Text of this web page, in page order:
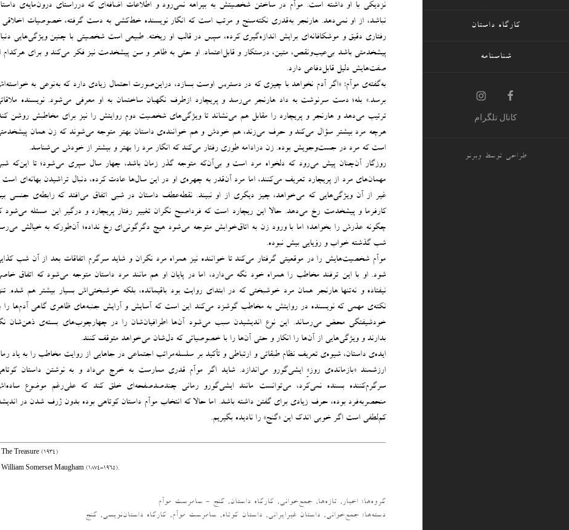
کارگاه داستان
شناسنامه
کانال تلگرام
طراحی توسط وبرنو
نزدیکی با او داشته است. موآم در ساختن شخصیتش به بیراهه نمی‌رود و اطلاعات اضافه‌ای که درراستای درون‌مایه‌ی
نباشد، از او نمی‌دهد. هارنجر به‌قدری نکته‌سنج و مرتب است که انگار نویسنده خط‌کشی به دست گرفته، خصوصیات اخلاقی
رفتاری دقیق و موشکافانه‌ای برایش اندازه‌گیری کرده، سپس در قالب او ریخته. طبیعی است شخصیتی با چنین ویژگی‌هایی
پیشخدمتی باشد بی‌عیب‌ونقص، متین، درستکار و قابل‌اعتماد. او حتی به ظاهر و سن‌ پیشخدمت نیز فکر می‌کند و برای هرکدام
صفت‌هایش دلیل قابل‌دفاعی دارد.
به‌گفته‌ی موآم: «اگر آدم نخواهد با چیزی که در دسترس اوست بسازد، دراین‌صورت احتمال زیادی دارد که به‌نوعی به
برسد.» بله؛ دست سرنوشت به داد هارنجر می‌رسد و پریچارد ازطرف نگهبان ساختمان به او معرفی می‌شود. نویسنده
ترتیب می‌دهد و هارنجر و پریچارد را مقابل هم می‌نشاند تا ویژگی‌های شخصیت دوم روایتش را نیز برای مخاطبش روشن
هرچه مرد بیشتر سؤال می‌کند و حرف می‌زند، هم خودش و هم خواننده‌ی داستان بهتر متوجه می‌شوند که زن همان
است که مرد در جست‌وجویش بوده. زن درادامه طوری رفتار می‌کند که انگار مرد را بهتر و بیشتر از خودش می‌شناسد.
روزگار آن‌چنان پیش می‌رود که دلخواه مرد است و بی‌آن‌که متوجه گذر زمان باشد، چهار سال سپری می‌شود؛ تا این‌که
مهمان‌های مرد از پریچارد تعریف می‌کنند، اما مرد آن‌قدر به چهره‌ی او در این سال‌ها عادت کرده، دنبال تراشیدن بهانه‌ای است
غیر از آن ویژگی‌هایی که می‌خواهد، چیز دیگری از او نبیند. نقطه‌عطف داستان در شبی اتفاق می‌افتد که رابطه‌ی جنسی
کارفرما و پیشخدمت رخ می‌دهد. حالا این ریچارد است که فرداصبح نگران تغییر رفتار پریچارد و درگیر این مسئله می‌شود
چگونه عذرش را بخواهد؛ اما با ورود زن به اتاق‌خوابش متوجه می‌شود هیچ دگرگونی‌ای رخ نداده؛ آن‌طورکه به خیالش
شب گذشته خواب و رؤیایی بیش نبوده.
موآم شخصیت‌هایش را در موقعیتی گرفتار می‌کند تا خواننده نیز ‌همراه مرد نگران و شاید سرگرم اتفاقات بعد از آن شب
شود. او با این ترفند مخاطب را همراه خود نگه می‌دارد، اما در پایان او هم مانند مرد داستان متوجه می‌شود که اتفاق
نیفتاده و نه‌تنها هارنجر همان مرد خوشبختی که در ابتدای روایت بود باقیمانده، بلکه خوشبختی‌اش بسیار بیشتر هم شده.
نکته‌ی مهمی که نویسنده در روایتش به مخاطب گوشزد می‌کند این است که آسایش و آرایش جنبه‌های ظاهری گاهی آدم‌ها را
خودشیفتگی محض می‌رساند. این نوع اندیشیدن سبب می‌شود آن‌ها اطرافیان‌شان را در چهارچوب‌های بسته‌ی ذهن‌شان
بدارند و ویژگی‌هایی از آن‌ها را انکار و حتی آن‌ها را با خصوصیاتی که دل‌شان می‌خواهد متوقف کنند.
ایده‌ی داستان، شیوه‌ی تعریف نظام طبقاتی و ارتباطی و تأکید بر سلسله‌مراتب اجتماعی در جاهایی از روایت مخاطب را به یاد
ارزشمند «بازمانده‌ی روز»ِ ایشی‌گورو می‌اندازد. شاید اگر موآم قدری ممارست به خرج می‌داد و به نوشتن داستان
سرگرم‌کننده‌ بسنده نمی‌کرد، می‌توانست مانند ایشی‌گورو رمانی چندصدصفحه‌ای خلق کند که علی‌رغم موضوع
منحصربه‌فرد بوده، حرف زیادی برای گفتن داشته باشد. اما حالا که انتخاب موآم داستان کوتاهی بوده بدون ژرف شدن در
کم‌لطفی است اگر خوبی اندک این «گنج» را نادیده بگیریم.
The Treasure (1934)
William Somerset Maugham (1874-1965).
گروه‌ها: اخبار, تازه‌ها, جمع‌خوانی, کارگاه داستان, گنج - سامرست موآم
دسته‌‌ها: جمع‌خوانی, داستان غیرایرانی, داستان کوتاه, سامرست موآم, کارگاه داستان‌نویسی, گنج